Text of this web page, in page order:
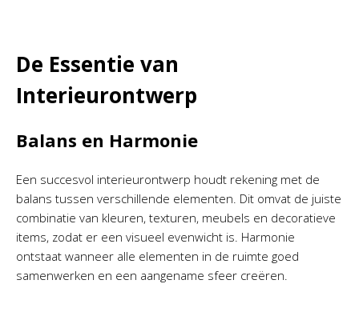
De Essentie van
Interieurontwerp
Balans en Harmonie
Een succesvol interieurontwerp houdt rekening met de
balans tussen verschillende elementen. Dit omvat de juiste
combinatie van kleuren, texturen, meubels en decoratieve
items, zodat er een visueel evenwicht is. Harmonie
ontstaat wanneer alle elementen in de ruimte goed
samenwerken en een aangename sfeer creëren.